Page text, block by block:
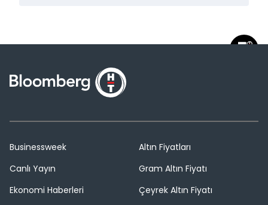
Businessweek
Canlı Yayın
Ekonomi Haberleri
Altın Fiyatları
Gram Altın Fiyatı
Çeyrek Altın Fiyatı